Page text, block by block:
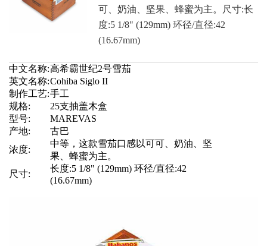
可、奶油、坚果、蜂蜜为主。尺寸:长
度:5 1/8" (129mm) 环径/直径:42
(16.67mm)
中文名称:高希霸世纪2号雪茄
英文名称:Cohiba Siglo II
制作工艺:手工
规格:
25支抽盖木盒
型号:
MAREVAS
产地:
古巴
浓度:
中等，这款雪茄口感以可可、奶油、坚
果、蜂蜜为主。
尺寸:
长度:5 1/8" (129mm) 环径/直径:42
(16.67mm)